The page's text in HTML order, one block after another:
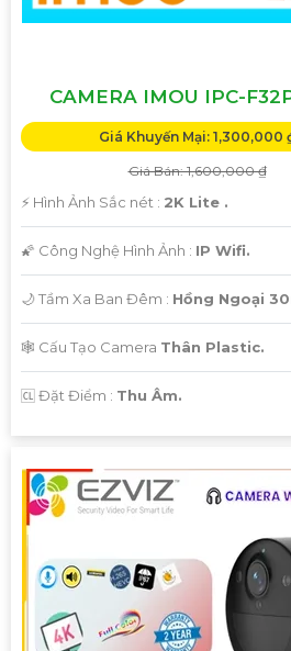
CAMERA IMOU IPC-
Giá Khuyến Mại: 1,300,000
Giá Bán: 1,600,000 ₫
️⚡ Hình Ảnh Sắc nét : 2K Lite .
🌠 Công Nghệ Hình Ảnh : IP Wifi.
🌙 Tầm Xa Ban Đêm : Hồng Ngoại
🕸️ Cấu Tạo Camera Thân Plastic.
️🆑 Đặt Điểm : Thu Âm.